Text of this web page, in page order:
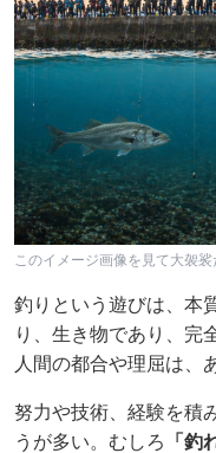
このイメージ画像を見て大袈
釣りという遊びは、本
り、生き物であり、完
人間の都合や理屈は、
努力や技術、経験を積
うが多い。むしろ
「釣